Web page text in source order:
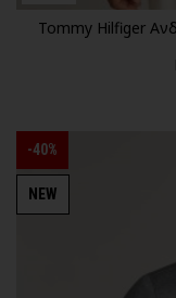
Tommy Hilfiger
-40%
NEW